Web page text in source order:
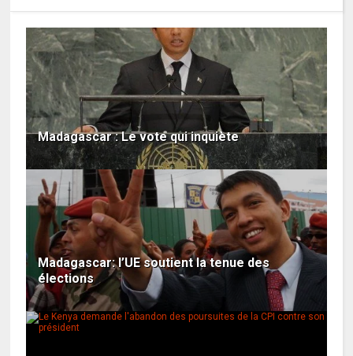
Madagascar : Le vote qui inquiète
Madagascar: l’UE soutient la tenue des
élections